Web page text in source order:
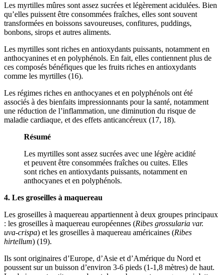
Les myrtilles mûres sont assez sucrées et légèrement acidulées. Bien
qu’elles puissent être consommées fraîches, elles sont souvent
transformées en boissons savoureuses, confitures, puddings,
bonbons, sirops et autres aliments.
Les myrtilles sont riches en antioxydants puissants, notamment en
anthocyanines et en polyphénols. En fait, elles contiennent plus de
ces composés bénéfiques que les fruits riches en antioxydants
comme les myrtilles (16).
Les régimes riches en anthocyanes et en polyphénols ont été
associés à des bienfaits impressionnants pour la santé, notamment
une réduction de l’inflammation, une diminution du risque de
maladie cardiaque, et des effets anticancéreux (17, 18).
Résumé
Les myrtilles sont assez sucrées avec une légère acidité
et peuvent être consommées fraîches ou cuites. Elles
sont riches en antioxydants puissants, notamment en
anthocyanes et en polyphénols.
4. Les groseilles à maquereau
Les groseilles à maquereau appartiennent à deux groupes principaux
: les groseilles à maquereau européennes (Ribes grossularia var.
uva-crispa) et les groseilles à maquereau américaines (Ribes
hirtellum) (19).
Ils sont originaires d’Europe, d’Asie et d’Amérique du Nord et
poussent sur un buisson d’environ 3-6 pieds (1-1,8 mètres) de haut.